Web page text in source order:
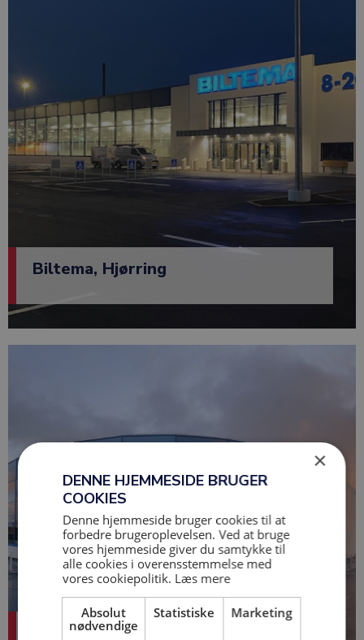
Biltema, Hjørring
Biltema, Kalundborg
×
DENNE HJEMMESIDE BRUGER
COOKIES
Denne hjemmeside bruger cookies til at
forbedre brugeroplevelsen. Ved at bruge
vores hjemmeside giver du samtykke til
alle cookies i overensstemmelse med
vores cookiepolitik. Læs mere
Absolut
nødvendige
Statistiske Marketing